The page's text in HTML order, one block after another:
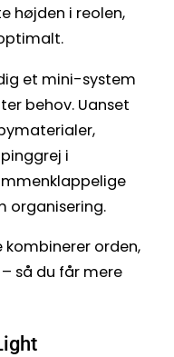
højden i reolen,
et mini-system
behov. Uanset
i
organisering.
kombinerer orden,
så du får mere